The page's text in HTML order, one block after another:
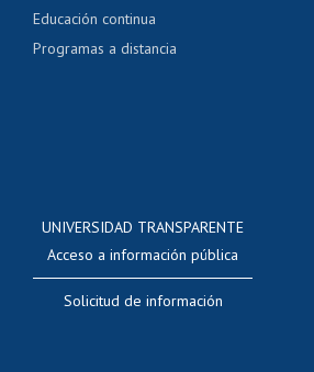
Educación continua
Programas a distancia
UNIVERSIDAD TRANSPARENTE
Acceso a información pública
Solicitud de información